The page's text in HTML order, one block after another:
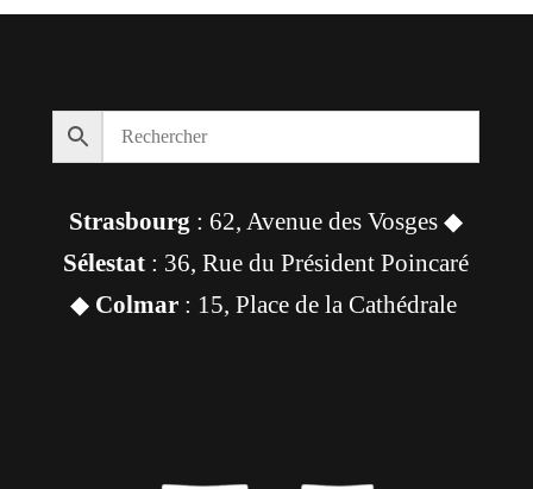
Strasbourg : 62, Avenue des Vosges ◆
Sélestat : 36, Rue du Président Poincaré
◆ Colmar: 15, Place de la Cathédrale